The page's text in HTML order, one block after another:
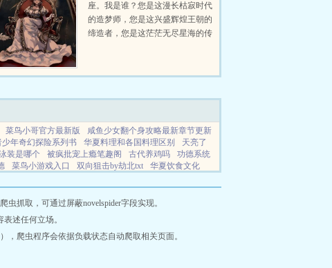
座。我是谁？您是这漫长枯寂时代
的造梦师，您是这兴盛辉煌王朝的
缔造者，您是这茫茫无尽星海的传
上。我为，守夜人。洛萤...
菜鸟小哥官方最新版
咸鱼少女翻个身攻略最新章节更新
少年奇幻探险系列书 华夏料理和各国料理区别
天亮了
装是哪个 被疯批宠上瘾笔趣阁 古代养鸡吗
功德系统
菜鸟小游戏入口 双向狙击by劫北txt
华夏饮食文化
网站地图
抓取，可通过屏蔽novelspider字段实现。
述任何立场。
爬虫程序会依据负载状态自动爬取相关页面。